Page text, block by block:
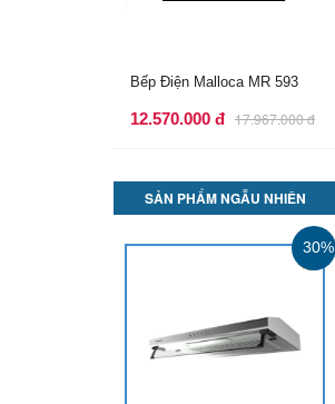
Bếp Điện Malloca MH-02R
11.600.000 đ 16.642.000 đ
SẢN PHẨM NGẪU NHIÊN
30%